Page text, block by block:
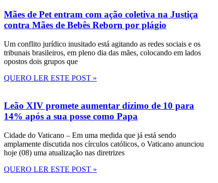
Mães de Pet entram com ação coletiva na Justiça
contra Mães de Bebês Reborn por plágio
Um conflito jurídico inusitado está agitando as redes sociais e os
tribunais brasileiros, em pleno dia das mães, colocando em lados
opostos dois grupos que
QUERO LER ESTE POST »
Leão XIV promete aumentar dízimo de 10 para
14% após a sua posse como Papa
Cidade do Vaticano – Em uma medida que já está sendo
amplamente discutida nos círculos católicos, o Vaticano anunciou
hoje (08) uma atualização nas diretrizes
QUERO LER ESTE POST »